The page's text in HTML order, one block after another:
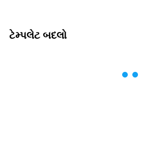
ટેમ્પલેટ બદલો